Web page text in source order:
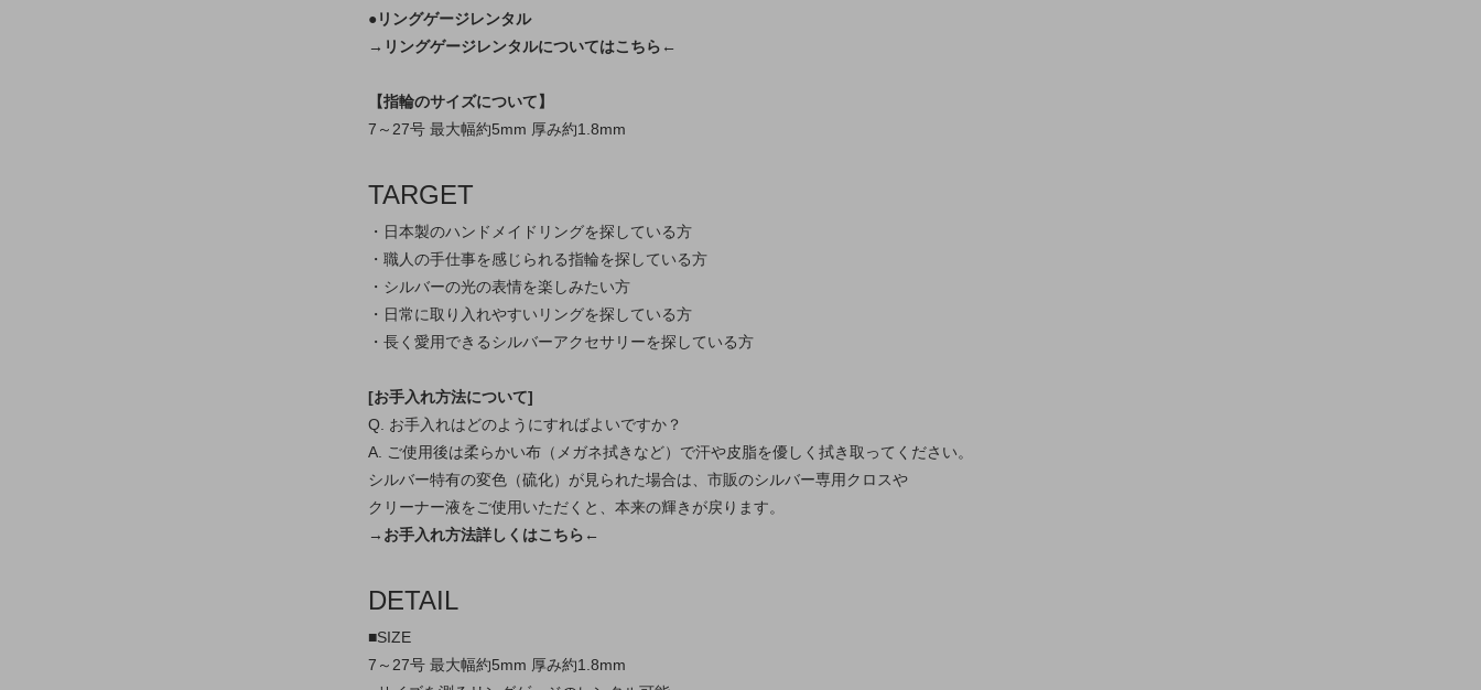
●リングゲージレンタル
→リングゲージレンタルについてはこちら←
【指輪のサイズについて】
7～27号 最大幅約5mm 厚み約1.8mm
TARGET
・日本製のハンドメイドリングを探している方
・職人の手仕事を感じられる指輪を探している方
・シルバーの光の表情を楽しみたい方
・日常に取り入れやすいリングを探している方
・長く愛用できるシルバーアクセサリーを探している方
[お手入れ方法について]
Q. お手入れはどのようにすればよいですか？
A. ご使用後は柔らかい布（メガネ拭きなど）で汗や皮脂を優しく拭き取ってください。
シルバー特有の変色（硫化）が見られた場合は、市販のシルバー専用クロスや
クリーナー液をご使用いただくと、本来の輝きが戻ります。
→お手入れ方法詳しくはこちら←
DETAIL
■SIZE
7～27号 最大幅約5mm 厚み約1.8mm